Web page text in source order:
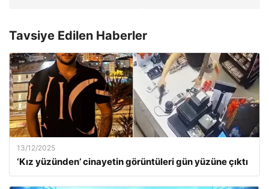
Tavsiye Edilen Haberler
13/12/2025
‘Kız yüzünden’ cinayetin görüntüleri gün yüzüne çıktı